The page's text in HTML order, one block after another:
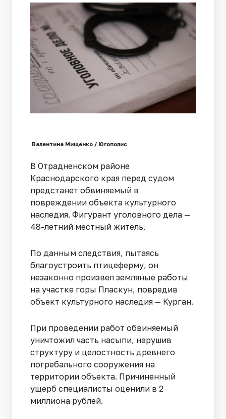
Валентина Мищенко / Югополис
В Отрадненском районе
Краснодарского края перед судом
предстанет обвиняемый в
повреждении объекта культурного
наследия. Фигурант уголовного дела —
48-летний местный житель.
По данным следствия, пытаясь
благоустроить птицеферму, он
незаконно произвел земляные работы
на участке горы Пласкун, повредив
объект культурного наследия — Курган.
При проведении работ обвиняемый
уничтожил часть насыпи, нарушив
структуру и целостность древнего
погребального сооружения на
территории объекта. Причиненный
ущерб специалисты оценили в 2
миллиона рублей.